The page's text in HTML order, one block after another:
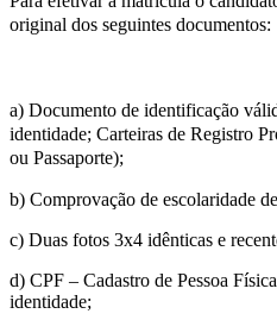
original dos seguintes documentos:
a) Documento de identificação
identidade; Carteiras de Registro
ou Passaporte);
b) Comprovação de escolaridade
c) Duas fotos 3x4 idênticas e
d) CPF – Cadastro de Pessoa
identidade;